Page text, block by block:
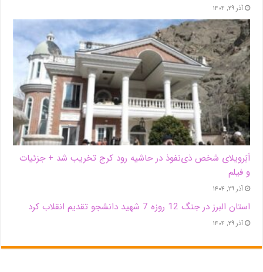
آذر ۲۹, ۱۴۰۴
اَبَر‌ویلای شخص ذی‌نفوذ در حاشیه‌ رود کرج تخریب شد + جزئیات
و فیلم
آذر ۲۹, ۱۴۰۴
استان البرز در جنگ 12 روزه 7 شهید دانشجو تقدیم انقلاب کرد
آذر ۲۹, ۱۴۰۴